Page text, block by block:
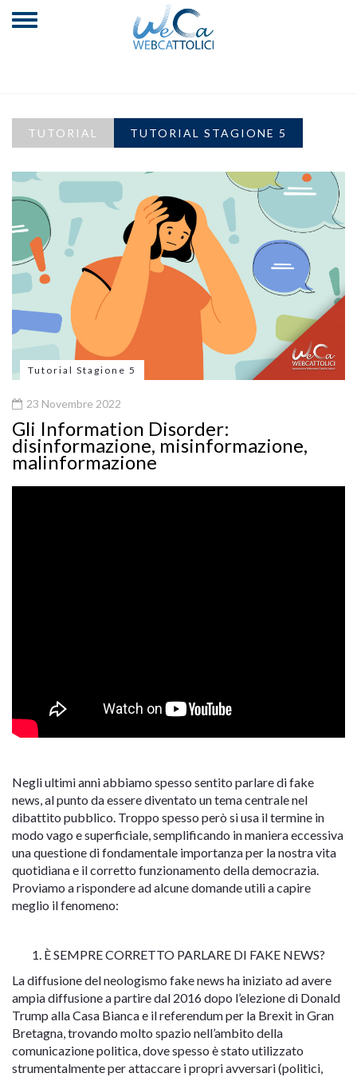
TUTORIAL TUTORIAL STAGIONE 5
Tutorial Stagione 5
23 Novembre 2022
Gli Information Disorder:
disinformazione, misinformazione,
malinformazione
Negli ultimi anni abbiamo spesso sentito parlare di fake
news, al punto da essere diventato un tema centrale nel
dibattito pubblico. Troppo spesso però si usa il termine in
modo vago e superficiale, semplificando in maniera eccessiva
una questione di fondamentale importanza per la nostra vita
quotidiana e il corretto funzionamento della democrazia.
Proviamo a rispondere ad alcune domande utili a capire
meglio il fenomeno:
È SEMPRE CORRETTO PARLARE DI FAKE NEWS?
La diffusione del neologismo fake news ha iniziato ad avere
ampia diffusione a partire dal 2016 dopo l’elezione di Donald
Trump alla Casa Bianca e il referendum per la Brexit in Gran
Bretagna, trovando molto spazio nell’ambito della
comunicazione politica, dove spesso è stato utilizzato
strumentalmente per attaccare i propri avversari (politici,